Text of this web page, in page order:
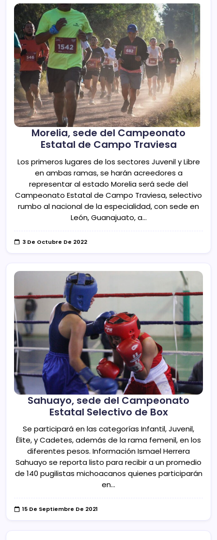
Morelia, sede del Campeonato
Estatal de Campo Traviesa
Los primeros lugares de los sectores Juvenil y Libre
en ambas ramas, se harán acreedores a
representar al estado Morelia será sede del
Campeonato Estatal de Campo Traviesa, selectivo
rumbo al nacional de la especialidad, con sede en
León, Guanajuato, a…
3 De Octubre De 2022
Sahuayo, sede del Campeonato
Estatal Selectivo de Box
Se participará en las categorías Infantil, Juvenil,
Élite, y Cadetes, además de la rama femenil, en los
diferentes pesos. Información Ismael Herrera
Sahuayo se reporta listo para recibir a un promedio
de 140 pugilistas michoacanos quienes participarán
en…
15 De Septiembre De 2021